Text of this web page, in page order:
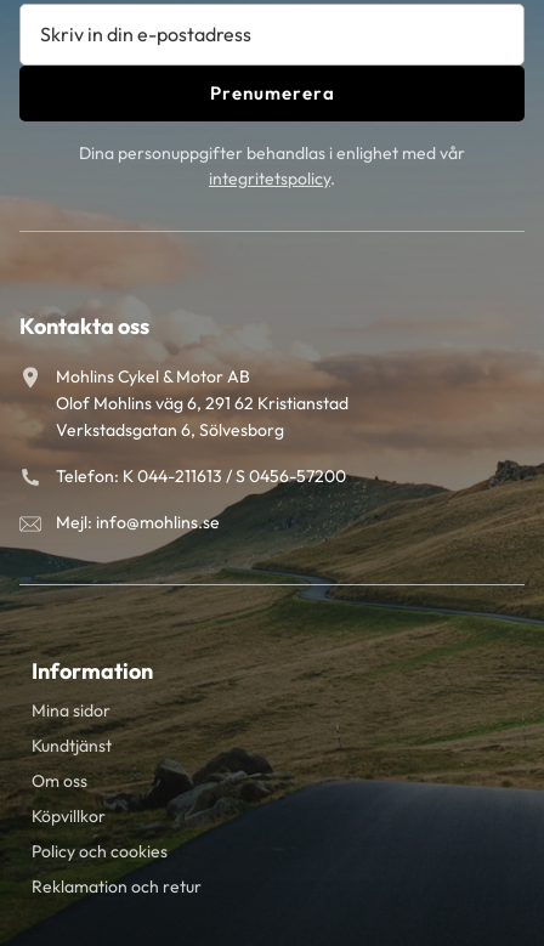
Prenumerera
Dina personuppgifter behandlas i enlighet med vår
integritetspolicy.
Kontakta oss
Mohlins Cykel & Motor AB
Olof Mohlins väg 6, 291 62 Kristianstad
Verkstadsgatan 6, Sölvesborg
Telefon: K 044-211613 / S 0456-57200
Mejl: info@mohlins.se
Information
Mina sidor
Kundtjänst
Om oss
Köpvillkor
Policy och cookies
Reklamation och retur